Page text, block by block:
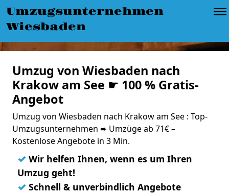
Umzugsunternehmen
Wiesbaden
Umzug von Wiesbaden nach
Krakow am See ☛ 100 % Gratis-
Angebot
Umzug von Wiesbaden nach Krakow am See : Top-
Umzugsunternehmen ➨ Umzüge ab 71€ –
Kostenlose Angebote in 3 Min.
✓ Wir helfen Ihnen, wenn es um Ihren
Umzug geht!
✓ Schnell & unverbindlich Angebote